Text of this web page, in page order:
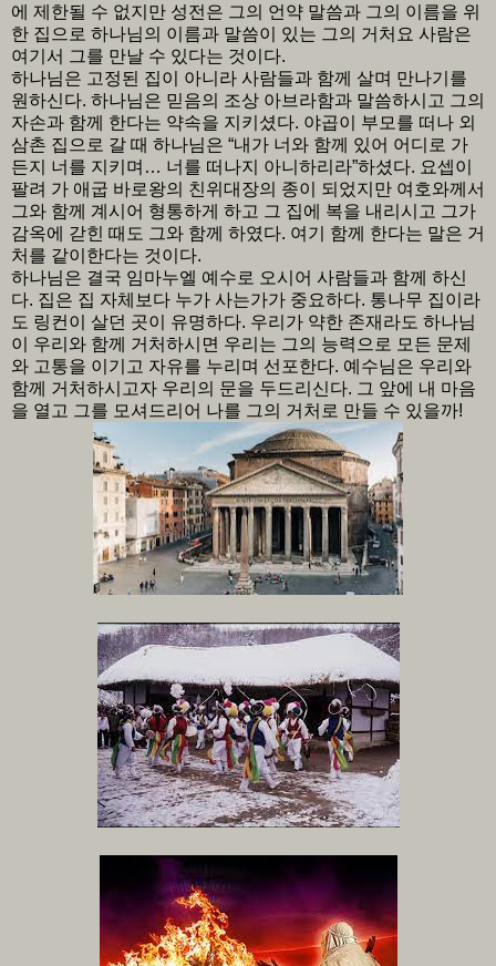
에 제한될 수 없지만 성전은 그의 언약 말씀과 그의 이름을 위
한 집으로 하나님의 이름과 말씀이 있는 그의 거처요 사람은
여기서 그를 만날 수 있다는 것이다.
하나님은 고정된 집이 아니라 사람들과 함께 살며 만나기를
원하신다. 하나님은 믿음의 조상 아브라함과 말씀하시고 그의
자손과 함께 한다는 약속을 지키셨다. 야곱이 부모를 떠나 외
삼촌 집으로 갈 때 하나님은 “내가 너와 함께 있어 어디로 가
든지 너를 지키며… 너를 떠나지 아니하리라”하셨다. 요셉이
팔려 가 애굽 바로왕의 친위대장의 종이 되었지만 여호와께서
그와 함께 계시어 형통하게 하고 그 집에 복을 내리시고 그가
감옥에 갇힌 때도 그와 함께 하였다. 여기 함께 한다는 말은 거
처를 같이한다는 것이다.
하나님은 결국 임마누엘 예수로 오시어 사람들과 함께 하신
다. 집은 집 자체보다 누가 사는가가 중요하다. 통나무 집이라
도 링컨이 살던 곳이 유명하다. 우리가 약한 존재라도 하나님
이 우리와 함께 거처하시면 우리는 그의 능력으로 모든 문제
와 고통을 이기고 자유를 누리며 선포한다. 예수님은 우리와
함께 거처하시고자 우리의 문을 두드리신다. 그 앞에 내 마음
을 열고 그를 모셔드리어 나를 그의 거처로 만들 수 있을까!